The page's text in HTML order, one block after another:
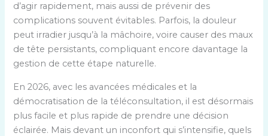
d’agir rapidement, mais aussi de prévenir des
complications souvent évitables. Parfois, la douleur
peut irradier jusqu’à la mâchoire, voire causer des maux
de tête persistants, compliquant encore davantage la
gestion de cette étape naturelle.
En 2026, avec les avancées médicales et la
démocratisation de la téléconsultation, il est désormais
plus facile et plus rapide de prendre une décision
éclairée. Mais devant un inconfort qui s’intensifie, quels